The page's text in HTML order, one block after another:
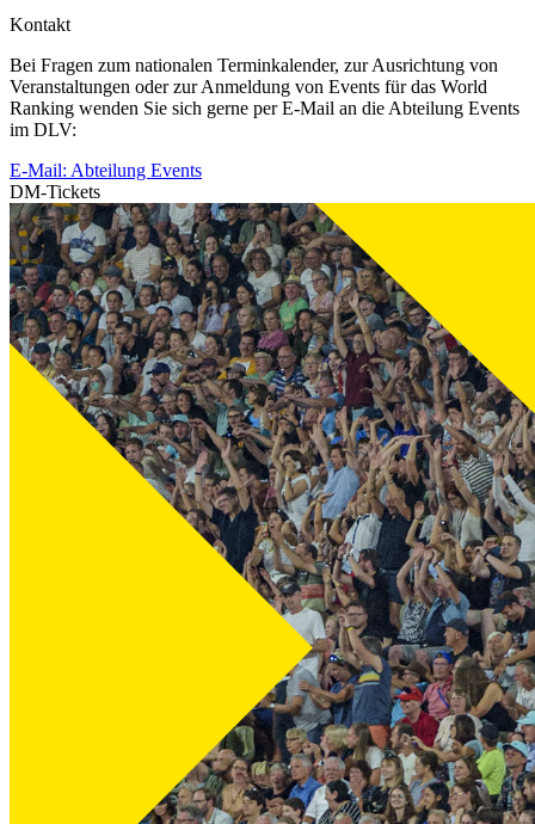
Kontakt
Bei Fragen zum nationalen Terminkalender, zur Ausrichtung von
Veranstaltungen oder zur Anmeldung von Events für das World
Ranking wenden Sie sich gerne per E-Mail an die Abteilung Events
im DLV:
E-Mail: Abteilung Events
DM-Tickets